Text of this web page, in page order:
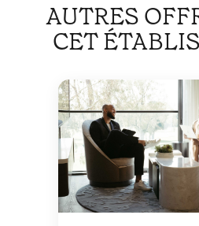
AUTRES
CET